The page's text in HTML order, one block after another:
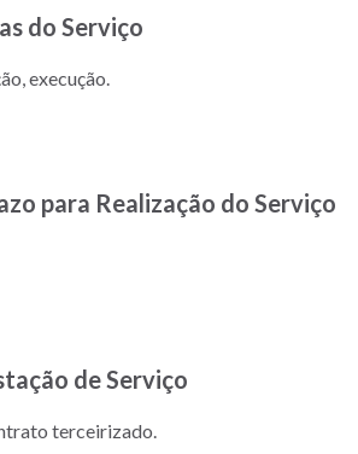
do Serviço
execução.
para Realização do Serviço
de Serviço
terceirizado.